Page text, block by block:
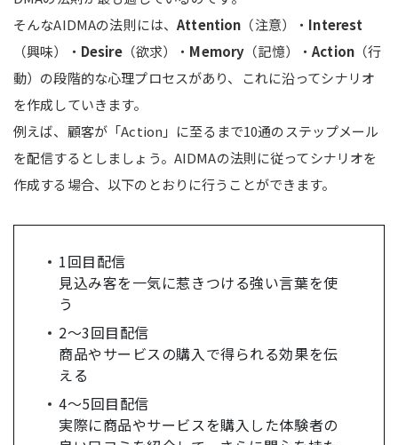
そんなAIDMAの法則には、Attention （注意）・ Interest
（興味）・ Desire（欲求）・ Memory （記憶）・Action（行
動）の段階的な心理プロセスがあり、これに沿ってシナリオ
を作成していきます。
例えば、顧客が「Action」に至るまで10通のステップメール
を配信するとしましょう。AIDMAの法則に従ってシナリオを
作成する場合、以下のとおりに行うことができます。
1回目配信
見込み客を一気に惹きつける強い言葉を使
う
2〜3回目配信
商品やサービスの購入で得られる効果を伝
える
4〜5回目配信
実際に商品やサービスを購入した体験者の